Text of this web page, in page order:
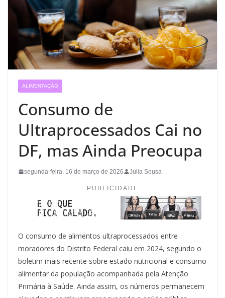
ALIMENTAÇÃO
Consumo de
Ultraprocessados Cai no
DF, mas Ainda Preocupa
segunda-feira, 16 de março de 2026 Julia Sousa
PUBLICIDADE
O consumo de alimentos ultraprocessados entre
moradores do Distrito Federal caiu em 2024, segundo o
boletim mais recente sobre estado nutricional e consumo
alimentar da população acompanhada pela Atenção
Primária à Saúde. Ainda assim, os números permanecem